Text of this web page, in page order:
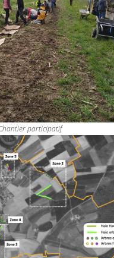
participatif